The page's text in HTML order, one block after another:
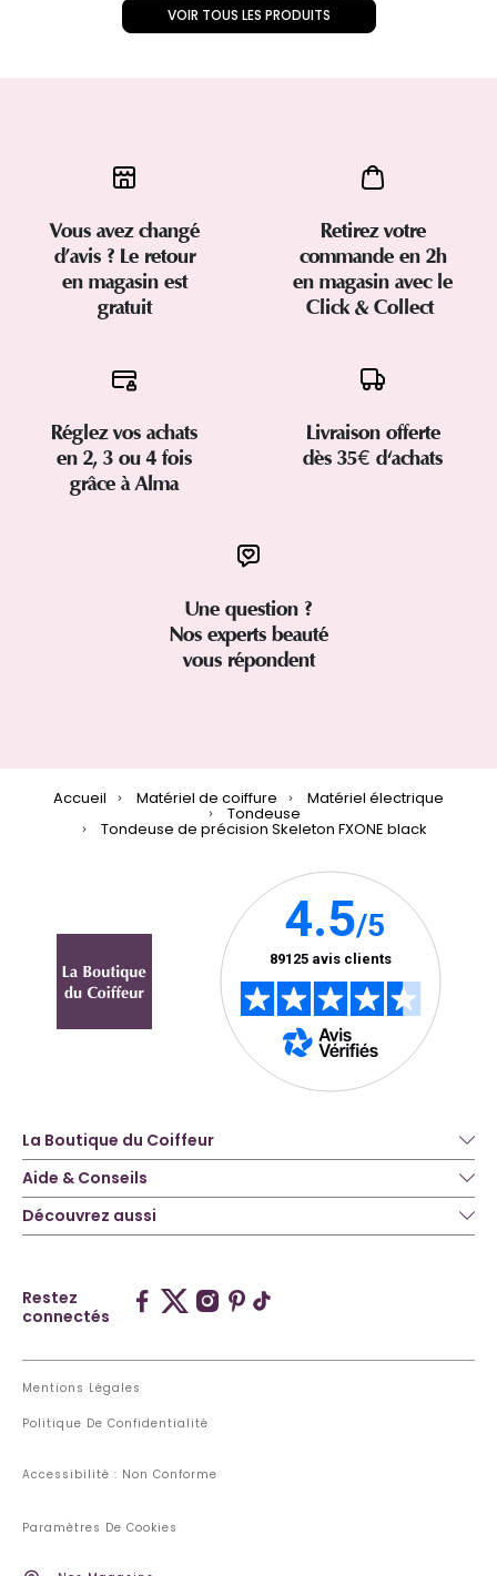
VOIR TOUS LES PRODUITS
Vous avez changé
d’avis ? Le retour
en magasin est
gratuit
Retirez votre
commande en 2h
en magasin avec le
Click & Collect
Réglez vos achats
en 2, 3 ou 4 fois
grâce à Alma
Livraison offerte
dès 35€ d'achats
Une question ?
Nos experts beauté
vous répondent
Accueil Matériel de coiffure Matériel électrique
Tondeuse
Tondeuse de précision Skeleton FXONE black
La Boutique du Coiffeur
Aide & Conseils
Découvrez aussi
Restez
connectés
Mentions Légales
Politique De Confidentialité
Accessibilité : Non Conforme
Paramètres De Cookies